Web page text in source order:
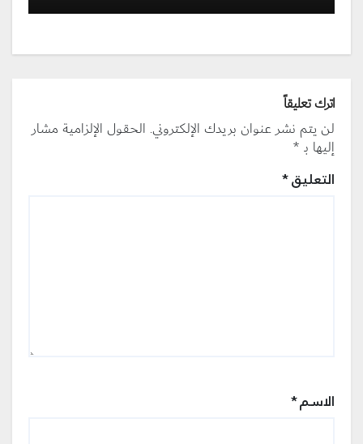
اترك تعليقاً
لن يتم نشر عنوان بريدك الإلكتروني. الحقول الإلزامية مشار
إليها بـ *
التعليق*
الاسم*